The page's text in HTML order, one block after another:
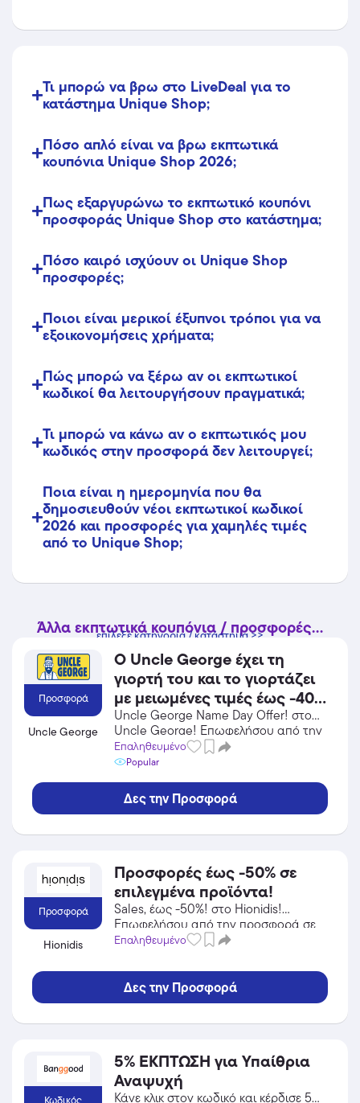
Τι μπορώ να βρω στο LiveDeal για το
κατάστημα Unique Shop;
Πόσο απλό είναι να βρω εκπτωτικά
κουπόνια Unique Shop 2026;
Πως εξαργυρώνω το εκπτωτικό κουπόνι
προσφοράς Unique Shop στο κατάστημα;
Πόσο καιρό ισχύουν οι Unique Shop
προσφορές;
Ποιοι είναι μερικοί έξυπνοι τρόποι για να
εξοικονομήσεις χρήματα;
Πώς μπορώ να ξέρω αν οι εκπτωτικοί
κωδικοί θα λειτουργήσουν πραγματικά;
Τι μπορώ να κάνω αν ο εκπτωτικός μου
κωδικός στην προσφορά δεν λειτουργεί;
Ποια είναι η ημερομηνία που θα
δημοσιευθούν νέοι εκπτωτικοί κωδικοί
2026 και προσφορές για χαμηλές τιμές
από το Unique Shop;
Άλλα εκπτωτικά κουπόνια / προσφορές...
επίλεξε κατηγορία / κατάστημα >>
Προσφορά
Uncle George
Ο Uncle George έχει τη
γιορτή του και το γιορτάζει
με μειωμένες τιμές έως -40%
σε όλα του τα προϊόντα!
Ισχύει μέχρι εξαντλήσεως
των αποθεμάτων.
Uncle George Name Day Offer! στο
Uncle George! Επωφελήσου από την
προσφορά σε Διακόσμηση του Uncle
George και κέρδισε από τις
Επαληθευμένο
Popular
Δες την Προσφορά
Προσφορά
Hionidis
Προσφορές έως -50% σε
επιλεγμένα προϊόντα!
Sales, έως -50%! στο Hionidis!
Επωφελήσου από την προσφορά σε
Αξεσουάρ του Hionidis και κέρδισε
Επαληθευμένο
Δες την Προσφορά
5% ΕΚΠΤΩΣΗ για Υπαίθρια
Αναψυχή
Κάνε κλικ στον κωδικό και κέρδισε 5%